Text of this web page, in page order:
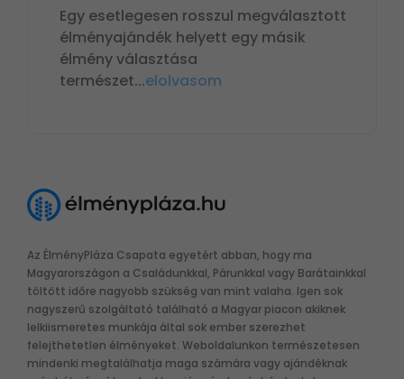
Egy esetlegesen rosszul megválasztott
élményajándék helyett egy másik
élmény választása
természet...elolvasom
Az ÉlményPláza Csapata egyetért abban, hogy ma
Magyarországon a Családunkkal, Párunkkal vagy Barátainkkal
töltött időre nagyobb szükség van mint valaha. Igen sok
nagyszerű szolgáltató található a Magyar piacon akiknek
lelkiismeretes munkája által sok ember szerezhet
felejthetetlen élményeket. Weboldalunkon természetesen
mindenki megtalálhatja maga számára vagy ajándéknak